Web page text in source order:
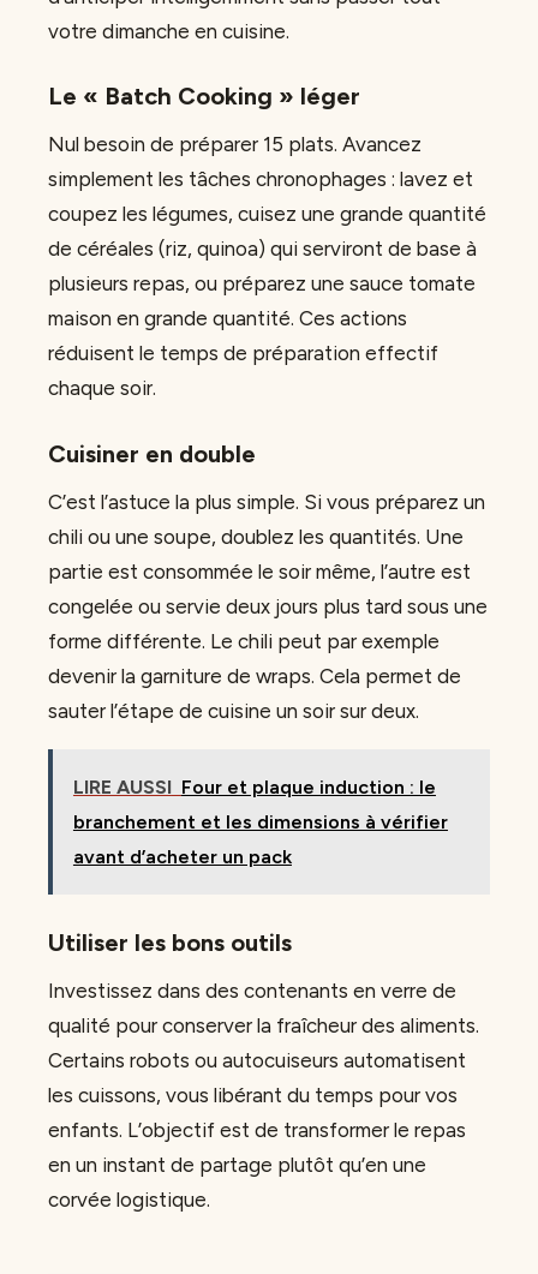
votre dimanche en cuisine.
Le « Batch Cooking » léger
Nul besoin de préparer 15 plats. Avancez
simplement les tâches chronophages : lavez et
coupez les légumes, cuisez une grande quantité
de céréales (riz, quinoa) qui serviront de base à
plusieurs repas, ou préparez une sauce tomate
maison en grande quantité. Ces actions
réduisent le temps de préparation effectif
chaque soir.
Cuisiner en double
C’est l’astuce la plus simple. Si vous préparez un
chili ou une soupe, doublez les quantités. Une
partie est consommée le soir même, l’autre est
congelée ou servie deux jours plus tard sous une
forme différente. Le chili peut par exemple
devenir la garniture de wraps. Cela permet de
sauter l’étape de cuisine un soir sur deux.
LIRE AUSSI Four et plaque induction : le
branchement et les dimensions à vérifier
avant d’acheter un pack
Utiliser les bons outils
Investissez dans des contenants en verre de
qualité pour conserver la fraîcheur des aliments.
Certains robots ou autocuiseurs automatisent
les cuissons, vous libérant du temps pour vos
enfants. L’objectif est de transformer le repas
en un instant de partage plutôt qu’en une
corvée logistique.